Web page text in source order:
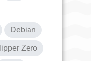
Debian
Zero